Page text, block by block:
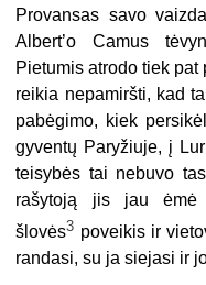
Provansas savo
Albert’o Camus
Pietumis atrodo tiek
reikia nepamiršti, kad
pabėgimo, kiek
gyventų Paryžiuje, į
teisybės tai nebuvo
rašytoją jis jau ėmė
šlovės3 poveikis ir
randasi, su ja siejasi ir